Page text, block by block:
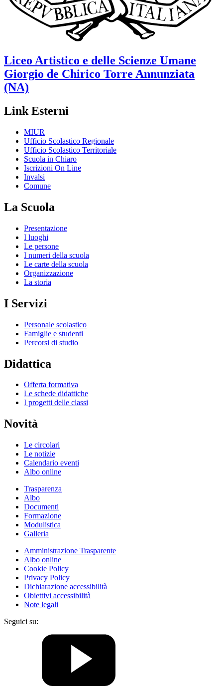
Liceo Artistico e delle Scienze Umane
Giorgio de Chirico Torre Annunziata
(NA)
Link Esterni
MIUR
Ufficio Scolastico Regionale
Ufficio Scolastico Territoriale
Scuola in Chiaro
Iscrizioni On Line
Invalsi
Comune
La Scuola
Presentazione
I luoghi
Le persone
I numeri della scuola
Le carte della scuola
Organizzazione
La storia
I Servizi
Personale scolastico
Famiglie e studenti
Percorsi di studio
Didattica
Offerta formativa
Le schede didattiche
I progetti delle classi
Novità
Le circolari
Le notizie
Calendario eventi
Albo online
Trasparenza
Albo
Documenti
Formazione
Modulistica
Galleria
Amministrazione Trasparente
Albo online
Cookie Policy
Privacy Policy
Dichiarazione accessibilità
Obiettivi accessibilità
Note legali
Seguici su: